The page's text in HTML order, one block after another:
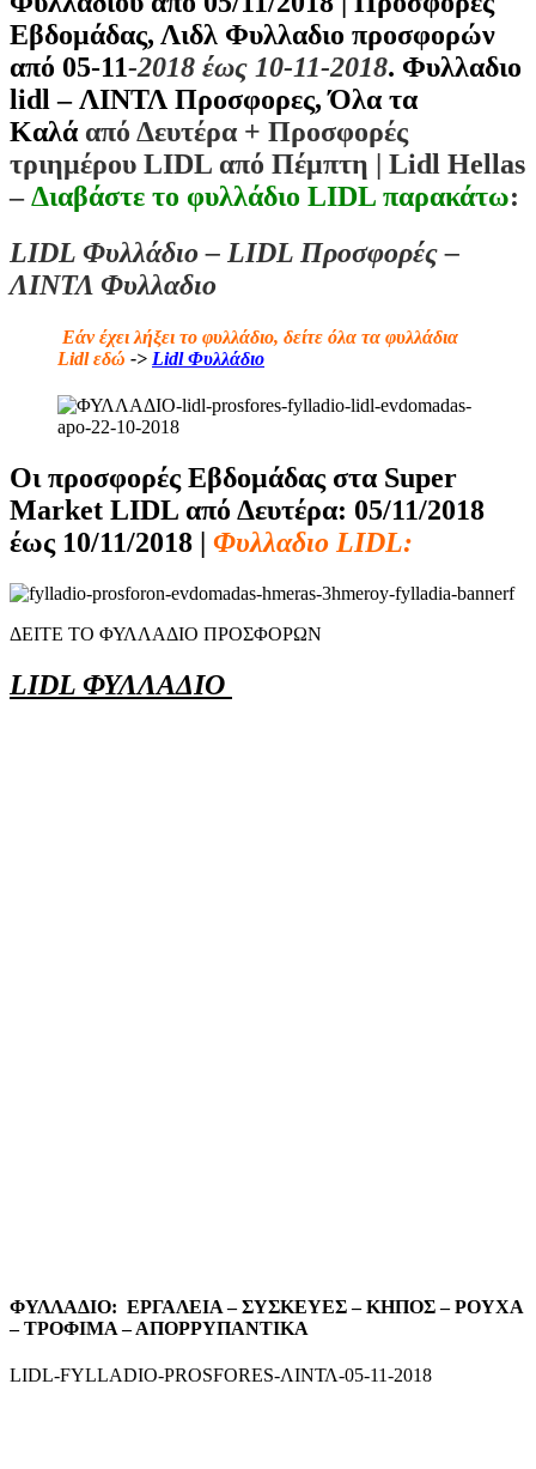
Εβδομάδας, Λιδλ Φυλλαδιο προσφορών
από 05-11-2018 έως 10-11-2018. Φυλλαδιο
lidl – ΛΙΝΤΛ Προσφορες, Όλα τα
Καλά από Δευτέρα + Προσφορές
τριημέρου LIDL από Πέμπτη | Lidl Hellas
–Διαβάστε το φυλλάδιο LIDL παρακάτω:
LIDL Φυλλάδιο – LIDL Προσφορές –
ΛΙΝΤΛ Φυλλαδιο
Εάν έχει λήξει το φυλλάδιο, δείτε όλα τα φυλλάδια
Lidl εδώ -> Lidl Φυλλάδιο
Οι προσφορές Εβδομάδας στα Super
Market LIDL από Δευτέρα: 05/11/2018
έως 10/11/2018 | Φυλλαδιο LIDL:
ΔΕΙΤΕ ΤΟ ΦΥΛΛΑΔΙΟ ΠΡΟΣΦΟΡΩΝ
LIDL ΦΥΛΛΑΔΙΟ
ΦΥΛΛΑΔΙΟ: ΕΡΓΑΛΕΙΑ – ΣΥΣΚΕΥΕΣ – ΚΗΠΟΣ – ΡΟΥΧΑ
– ΤΡΟΦΙΜΑ – ΑΠΟΡΡΥΠΑΝΤΙΚΑ
LIDL-FYLLADIO-PROSFORES-ΛΙΝΤΛ-05-11-2018